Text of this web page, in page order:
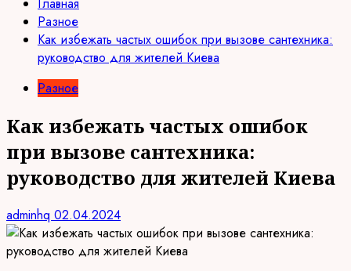
Разное
Как избежать частых ошибок при вызове сантехника:
руководство для жителей Киева
Разное
Как избежать частых ошибок
при вызове сантехника:
руководство для жителей Киева
adminhq 02.04.2024